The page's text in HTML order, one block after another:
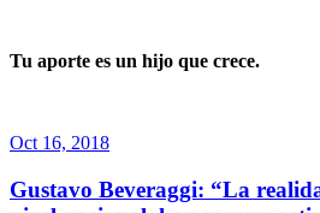
Tu aporte es un hijo que crece.
Oct 16, 2018
Gustavo Beveraggi: “La